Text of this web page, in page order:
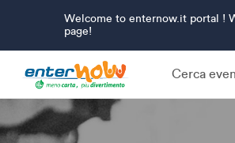
Welcome to enternow.it portal !
page!
Cerca